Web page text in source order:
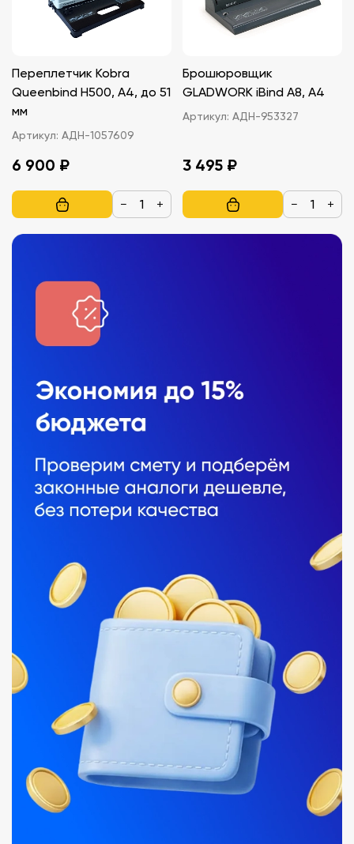
Переплетчик Kobra
Queenbind H500, A4, до 51
мм
Артикул: АДН-1057609
6 900 ₽
− +
Брошюровщик
GLADWORK iBind A8, A4
Артикул: АДН-953327
3 495 ₽
− +